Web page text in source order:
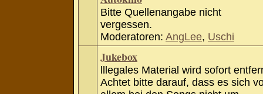
Bitte Quellenangabe nicht
vergessen.
Moderatoren: AngLee, Uschi
Jukebox
lllegales Material wird sofort
Achtet bitte darauf, dass es sich